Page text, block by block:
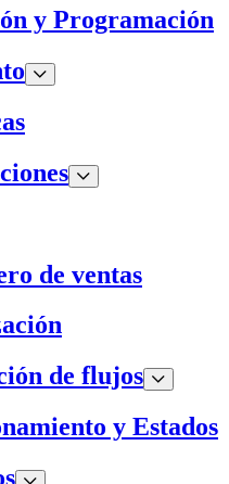
y Programación
de ventas
de flujos
y Estados